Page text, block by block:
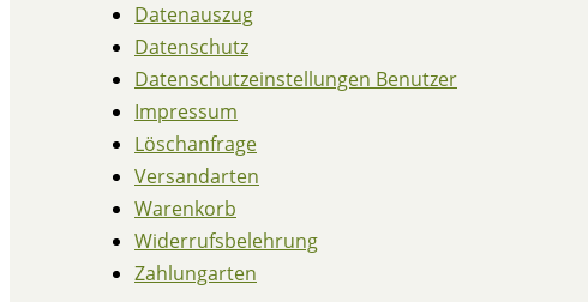
Datenauszug
Datenschutz
Datenschutzeinstellungen Benutzer
Impressum
Löschanfrage
Versandarten
Warenkorb
Widerrufsbelehrung
Zahlungarten